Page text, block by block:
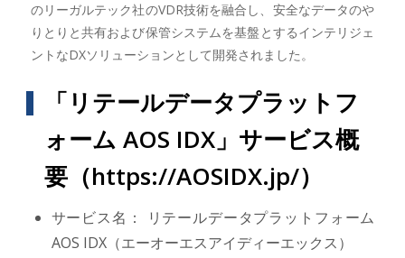
のリーガルテック社のVDR技術を融合し、安全なデータのや
りとりと共有および保管システムを基盤とするインテリジェ
ントなDXソリューションとして開発されました。
「リテールデータプラットフ
ォーム AOS IDX」サービス概
要（https://AOSIDX.jp/）
サービス名： リテールデータプラットフォーム
AOS IDX（エーオーエスアイディーエックス）